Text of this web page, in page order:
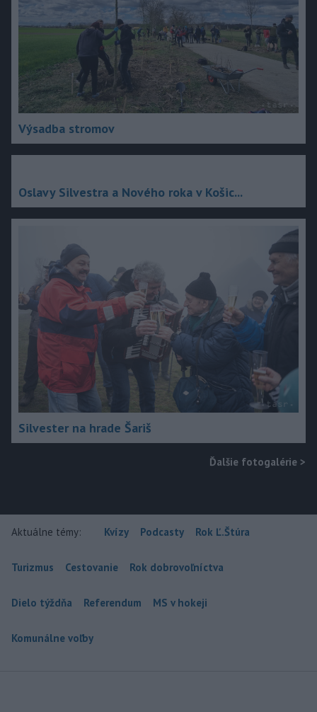
Výsadba stromov
Oslavy Silvestra a Nového roka v Košic...
Silvester na hrade Šariš
Ďalšie fotogalérie >
Aktuálne témy: Kvízy Podcasty Rok Ľ.Štúra
Turizmus Cestovanie Rok dobrovoľníctva
Dielo týždňa Referendum MS v hokeji
Komunálne voľby